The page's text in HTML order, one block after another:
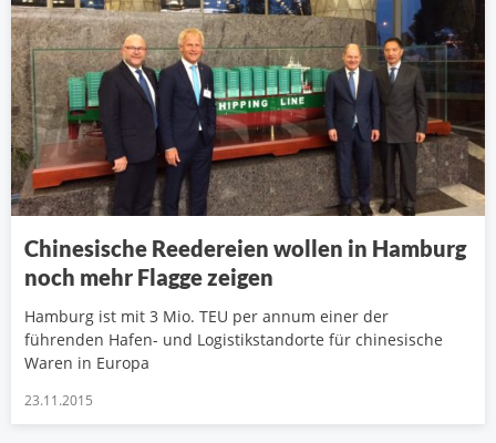
Chinesische Reedereien wollen in Hamburg
noch mehr Flagge zeigen
Hamburg ist mit 3 Mio. TEU per annum einer der
führenden Hafen- und Logistikstandorte für chinesische
Waren in Europa
23.11.2015